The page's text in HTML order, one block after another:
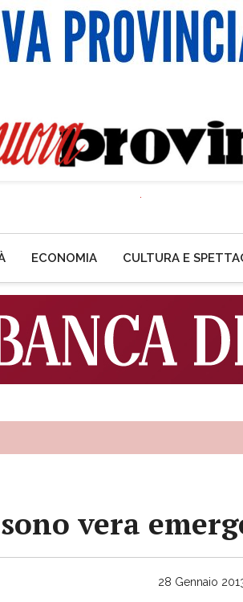
ECONOMIA CULTURA E
vera
28 Gennaio